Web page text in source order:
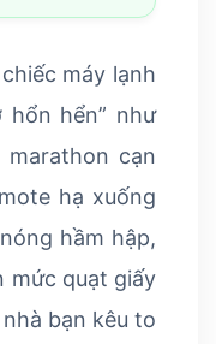
máy lạnh
hổn hển” như
cạn
hạ xuống
hầm hập,
mức quạt giấy
bạn kêu to